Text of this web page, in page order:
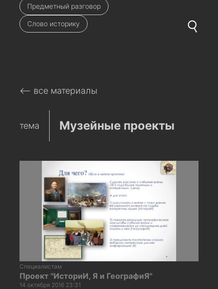
Предметный разговор
Слово историку
⟵ все материалы
тема Музейные проекты
Специалистам
Проект "ИсториИ, Я и ГеографиЯ"
14 октября 2016 23:31